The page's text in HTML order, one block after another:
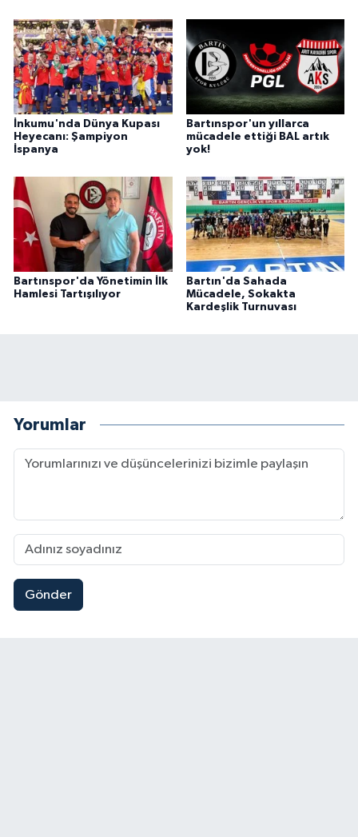
İnkumu'nda Dünya Kupası
Heyecanı: Şampiyon
İspanya
Bartınspor'un yıllarca
mücadele ettiği BAL artık
yok!
Bartınspor'da Yönetimin İlk
Hamlesi Tartışılıyor
Bartın'da Sahada
Mücadele, Sokakta
Kardeşlik Turnuvası
Yorumlar
Gönder